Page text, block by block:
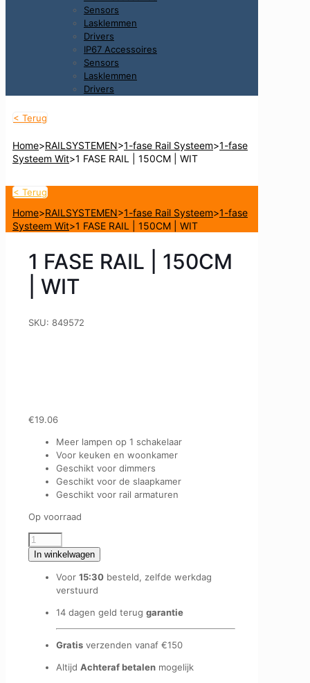
Sensors
Lasklemmen
Drivers
IP67 Accessoires
Sensors
Lasklemmen
Drivers
< Terug
Home>RAILSYSTEMEN>1-fase Rail Systeem>1-fase
Systeem Wit>1 FASE RAIL | 150CM | WIT
< Terug
Home>RAILSYSTEMEN>1-fase Rail Systeem>1-fase
Systeem Wit>1 FASE RAIL | 150CM | WIT
1 FASE RAIL | 150CM
| WIT
SKU: 849572
€19.06
Meer lampen op 1 schakelaar
Voor keuken en woonkamer
Geschikt voor dimmers
Geschikt voor de slaapkamer
Geschikt voor rail armaturen
Op voorraad
FASE
RAIL
150CM
In winkelwagen
Voor 15:30 besteld, zelfde werkdag
verstuurd
14 dagen geld terug garantie
Gratis verzenden vanaf €150
Altijd Achteraf betalen mogelijk